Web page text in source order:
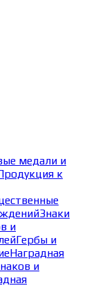
медали и
к
Знаки
и
Гербы и
Наградная
и